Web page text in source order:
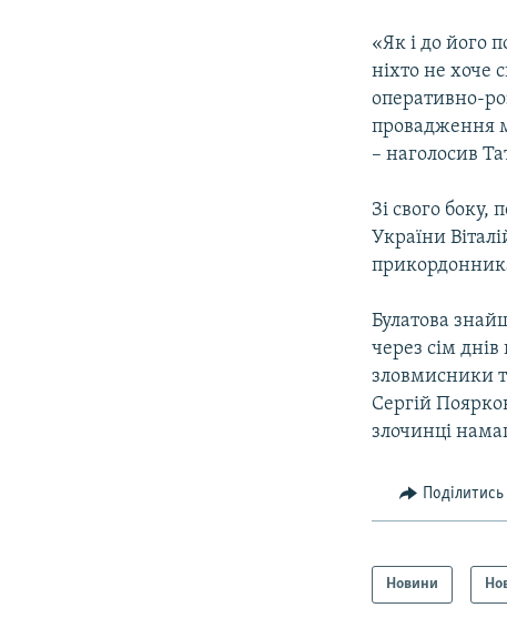
«Як і до його
ніхто не хоче
оперативно-
провадження
– наголосив
Зі свого
України
Булатова
через сім
зловмисники
Сергій
злочинці
Поділитись
Новини